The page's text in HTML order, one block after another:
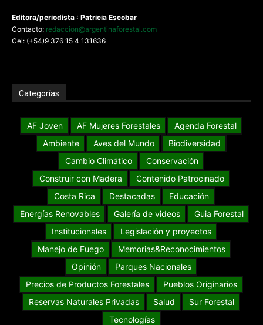
Editora/periodista : Patricia Escobar
Contacto: redaccion@argentinaforestal.com
Cel: (+54)9 376 15 4 131636
Categorías
AF Joven AF Mujeres Forestales
Agenda Forestal
Ambiente
Aves del Mundo
Biodiversidad
Cambio Climático
Conservación
Construir con Madera
Contenido Patrocinado
Costa Rica
Destacadas
Educación
Energías Renovables
Galería de videos
Guia Forestal
Institucionales
Legislación y proyectos
Manejo de Fuego
Memorias&Reconocimientos
Opinión
Parques Nacionales
Precios de Productos Forestales
Pueblos Originarios
Reservas Naturales Privadas
Salud
Sur Forestal
Tecnologías